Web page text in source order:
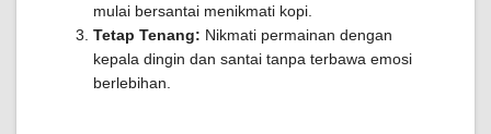
mulai bersantai menikmati kopi.
Tetap Tenang: Nikmati permainan dengan
kepala dingin dan santai tanpa terbawa emosi
berlebihan.